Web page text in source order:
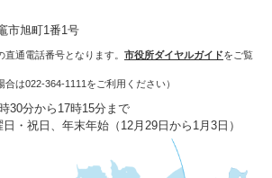
市旭町1番1号
通電話番号となります。 市役所ダイヤルガイドをご覧
合は022-364-1111をご利用ください）
30分から17時15分まで
・祝日、年末年始（12月29日から1月3日）